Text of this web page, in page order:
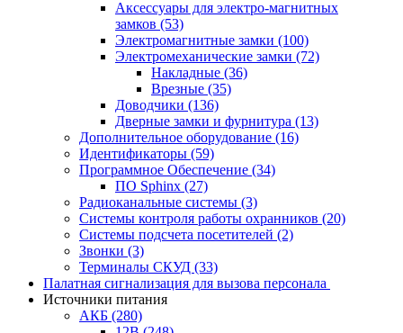
Аксессуары для электро-магнитных
замков (53)
Электромагнитные замки (100)
Электромеханические замки (72)
Накладные (36)
Врезные (35)
Доводчики (136)
Дверные замки и фурнитура (13)
Дополнительное оборудование (16)
Идентификаторы (59)
Программное Обеспечение (34)
ПО Sphinx (27)
Радиоканальные системы (3)
Системы контроля работы охранников (20)
Системы подсчета посетителей (2)
Звонки (3)
Терминалы СКУД (33)
Палатная сигнализация для вызова персонала
Источники питания
АКБ (280)